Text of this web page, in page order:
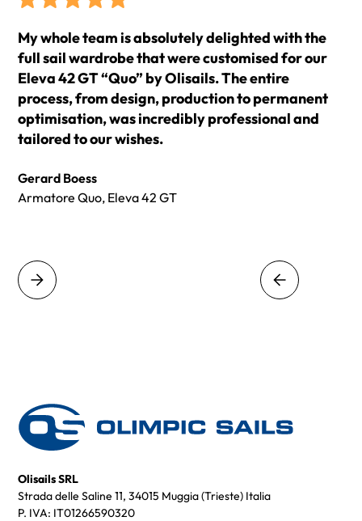
My whole team is absolutely delighted with the
full sail wardrobe that were customised for our
Eleva 42 GT “Quo” by Olisails. The entire
process, from design, production to permanent
optimisation, was incredibly professional and
tailored to our wishes.
Gerard Boess
Armatore Quo, Eleva 42 GT
Olisails SRL
Strada delle Saline 11, 34015 Muggia (Trieste) Italia
P. IVA: IT01266590320